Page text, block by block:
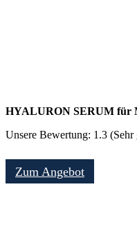
HYALURON SERUM für
Unsere Bewertung: 1.3 (Sehr
Zum Angebot